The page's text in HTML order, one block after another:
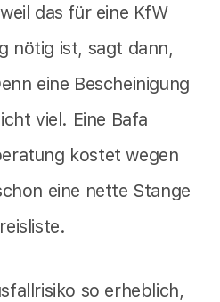
das für eine KfW
nötig ist, sagt dann,
eine Bescheinigung
viel. Eine Bafa
kostet wegen
eine nette Stange
so erheblich,